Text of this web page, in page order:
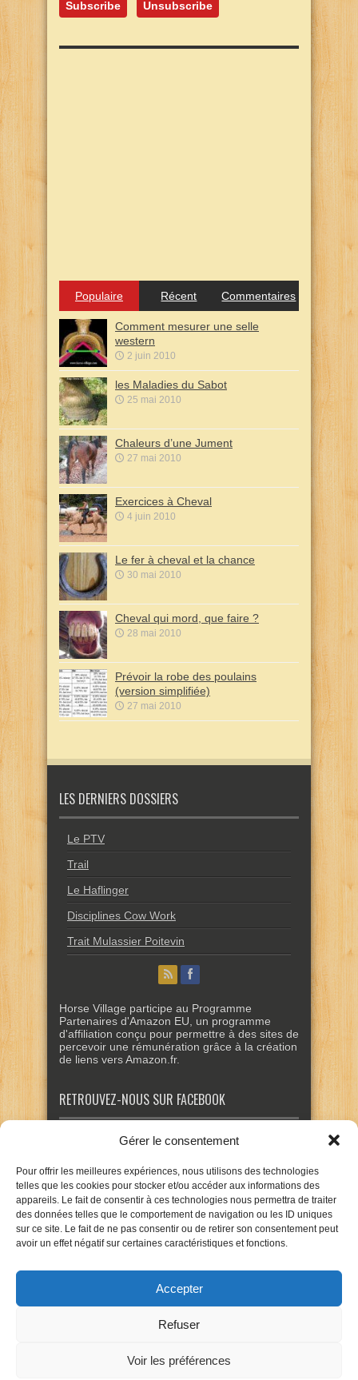
Gérer le consentement
Pour offrir les meilleures expériences, nous utilisons des technologies
telles que les cookies pour stocker et/ou accéder aux informations des
appareils. Le fait de consentir à ces technologies nous permettra de traiter
des données telles que le comportement de navigation ou les ID uniques
sur ce site. Le fait de ne pas consentir ou de retirer son consentement peut
avoir un effet négatif sur certaines caractéristiques et fonctions.
Accepter
Refuser
Voir les préférences
Populaire Récent Commentaires
Comment mesurer une selle
western
2 juin 2010
les Maladies du Sabot
25 mai 2010
Chaleurs d’une Jument
27 mai 2010
Exercices à Cheval
4 juin 2010
Le fer à cheval et la chance
30 mai 2010
Cheval qui mord, que faire ?
28 mai 2010
Prévoir la robe des poulains
(version simplifiée)
27 mai 2010
LES DERNIERS DOSSIERS
Le PTV
Trail
Le Haflinger
Disciplines Cow Work
Trait Mulassier Poitevin
Horse Village participe au Programme
Partenaires d'Amazon EU, un programme
d'affiliation conçu pour permettre à des sites de
percevoir une rémunération grâce à la création
de liens vers Amazon.fr.
RETROUVEZ-NOUS SUR FACEBOOK